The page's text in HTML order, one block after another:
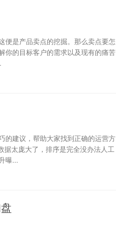
便是产品卖点的挖掘。那么卖点要怎
你的目标客户的需求以及现有的痛苦
的建议，帮助大家找到正确的运营方
据太庞大了，排序是完全没办法人工
曝...